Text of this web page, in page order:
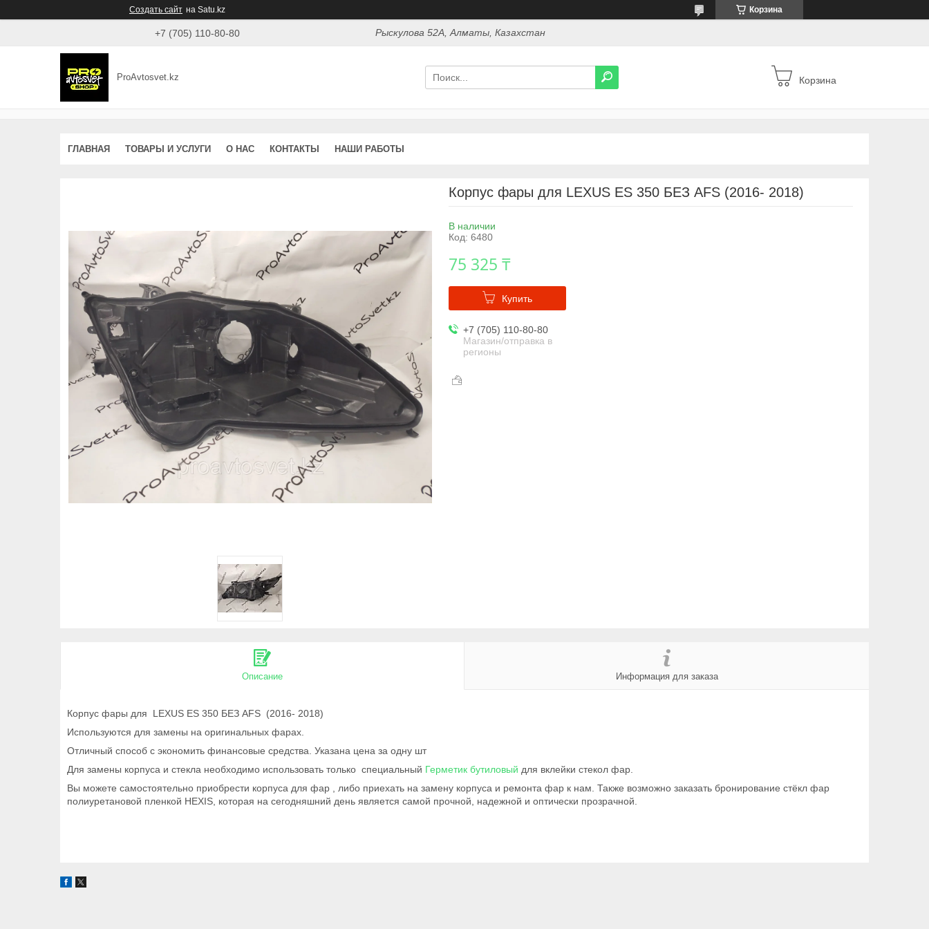
Создать сайт на Satu.kz Корзина
+7 (705) 110-80-80 Рыскулова 52А, Алматы, Казахстан
ProAvtosvet.kz Корзина
ГЛАВНАЯ ТОВАРЫ И УСЛУГИ О НАС КОНТАКТЫ НАШИ РАБОТЫ
Корпус фары для LEXUS ES 350 БЕЗ AFS (2016- 2018)
В наличии
Код: 6480
75 325 ₸
Купить
+7 (705) 110-80-80
Магазин/отправка в
регионы
Описание Информация для заказа
Корпус фары для LEXUS ES 350 БЕЗ AFS (2016- 2018)
Используются для замены на оригинальных фарах.
Отличный способ с экономить финансовые средства. Указана цена за одну шт
Для замены корпуса и стекла необходимо использовать только специальный Герметик бутиловый для вклейки стекол фар.
Вы можете самостоятельно приобрести корпуса для фар , либо приехать на замену корпуса и ремонта фар к нам. Также возможно заказать бронирование стёкл фар
полиуретановой пленкой HEXIS, которая на сегодняшний день является самой прочной, надежной и оптически прозрачной.